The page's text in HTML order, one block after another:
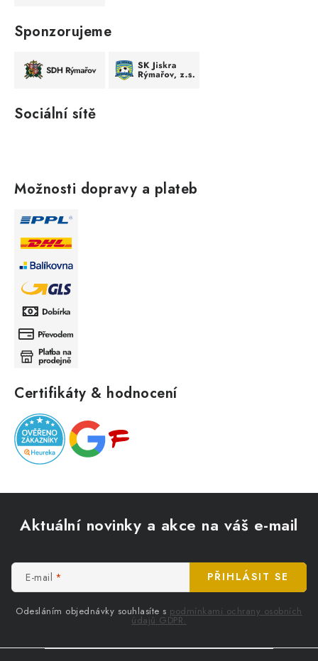
Sponzorujeme
Sociální sítě
Možnosti dopravy a plateb
Certifikáty & hodnocení
Aktuální novinky a akce na váš e-mail
E-mail
Odesláním objednávky souhlasíte s podmínkami ochrany osobních
údajů GDPR.
PŘIHLÁSIT SE